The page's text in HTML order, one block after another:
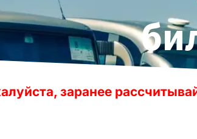
рассчитывайте время